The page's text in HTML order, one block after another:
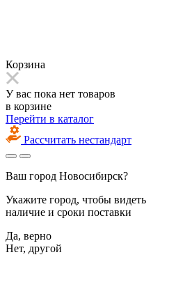
Корзина
У вас пока нет товаров
в корзине
Перейти в каталог
Рассчитать нестандарт
Ваш город Новосибирск?
Укажите город, чтобы видеть
наличие и сроки поставки
Да, верно
Нет, другой